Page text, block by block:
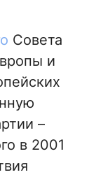
Совета
и
–
в 2001